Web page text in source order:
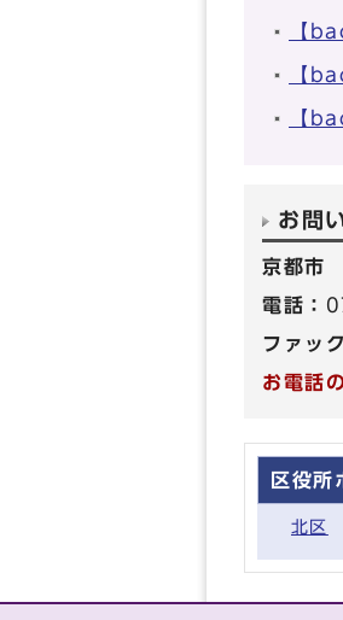
【
【
【
お問
京都
電話：
ファッ
お電話
区役所
北区